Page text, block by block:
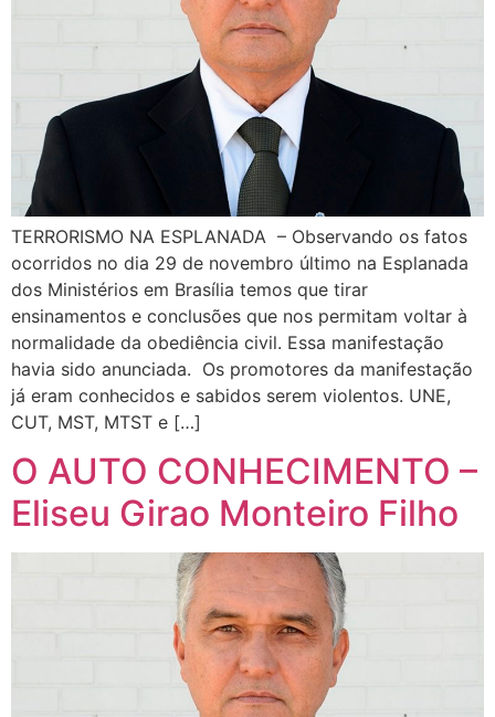
TERRORISMO NA ESPLANADA – Observando os fatos
ocorridos no dia 29 de novembro último na Esplanada
dos Ministérios em Brasília temos que tirar
ensinamentos e conclusões que nos permitam voltar à
normalidade da obediência civil. Essa manifestação
havia sido anunciada. Os promotores da manifestação
já eram conhecidos e sabidos serem violentos. UNE,
CUT, MST, MTST e […]
O AUTO CONHECIMENTO –
Eliseu Girao Monteiro Filho